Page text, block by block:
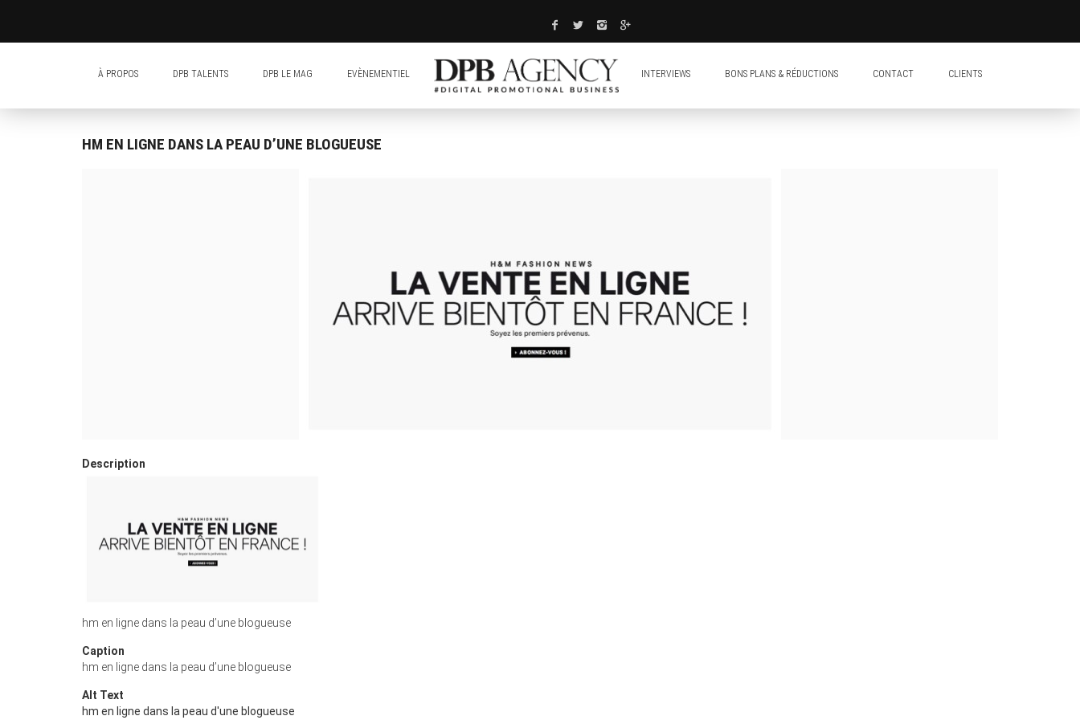
À PROPOS DPB TALENTS DPB LE MAG EVÈNEMENTIEL INTERVIEWS BONS PLANS & RÉDUCTIONS CONTACT CLIENTS
HM EN LIGNE DANS LA PEAU D’UNE BLOGUEUSE
Description
hm en ligne dans la peau d’une blogueuse
Caption
hm en ligne dans la peau d’une blogueuse
Alt Text
hm en ligne dans la peau d'une blogueuse